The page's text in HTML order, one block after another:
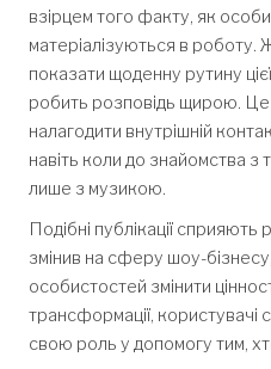
взірцем того факту, як
матеріалізуються в роботу.
показати щоденну рутину
робить розповідь щирою. Це
налагодити внутрішній
навіть коли до знайомства
лише з музикою.
Подібні публікації
змінив на сферу шоу-
особистостей змінити
трансформації, користувачі
свою роль у допомогу тим,